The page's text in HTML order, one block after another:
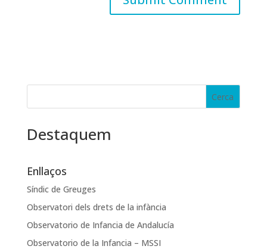
Destaquem
Enllaços
Síndic de Greuges
Observatori dels drets de la infància
Observatorio de Infancia de Andalucía
Observatorio de la Infancia – MSSI